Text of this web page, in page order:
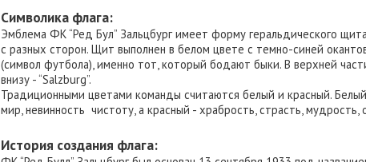
Символика флага:
Эмблема ФК “Ред Бул” Зальцбург имеет форму геральдического
с разных сторон. Щит выполнен в белом цвете с темно-синей
(символ футбола), именно тот, который бодают быки. В верхней
внизу - “Salzburg”.
Традиционными цветами команды считаются белый и красный.
мир, невинность чистоту, а красный - храбрость, страсть, мудрость,
История создания флага: